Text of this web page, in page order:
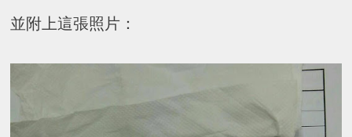
並附上這張照片：